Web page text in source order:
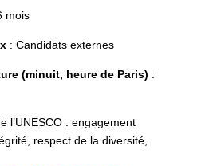
mois
: Candidats externes
(minuit, heure de Paris) :
l’UNESCO : engagement
respect de la diversité,